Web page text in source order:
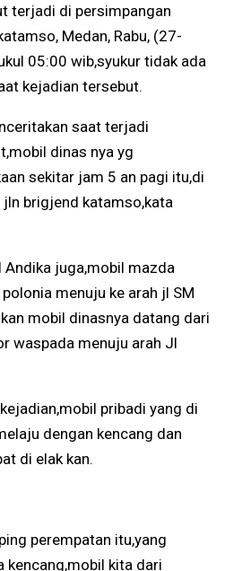
terjadi di persimpangan
Medan, Rabu, (27-
05:00 wib,syukur tidak ada
kejadian tersebut.
saat terjadi
dinas nya yg
sekitar jam 5 an pagi itu,di
brigjend katamso,kata
Andika juga,mobil mazda
menuju ke arah jl SM
mobil dinasnya datang dari
waspada menuju arah Jl
pribadi yang di
dengan kencang dan
di elak kan.
perempatan itu,yang
kencang,mobil kita dari